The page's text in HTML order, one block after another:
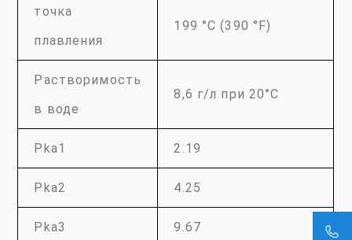
точка
плавления
199 °C (390 °F)
Растворимость
в воде
8,6 г/л при 20°C
Pka1 2.19
Pka2 4.25
Pka3 9.67